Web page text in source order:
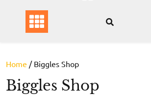
Home / Biggles Shop
Biggles Shop